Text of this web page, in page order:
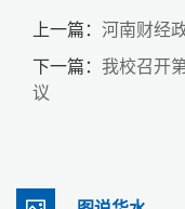
上一篇： 河南财经
下一篇： 我校召开
议